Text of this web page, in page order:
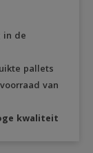
in de
pallets
van
kwaliteit